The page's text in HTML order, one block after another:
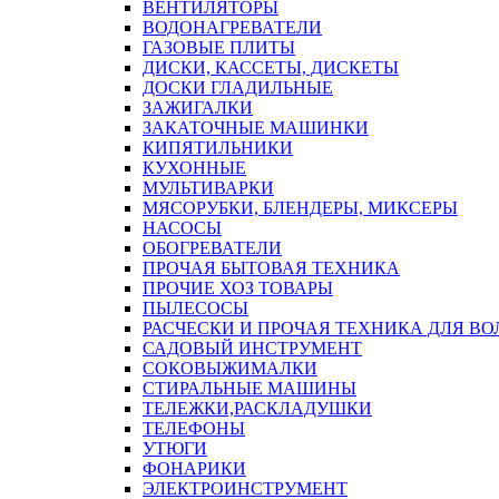
ВЕНТИЛЯТОРЫ
ВОДОНАГРЕВАТЕЛИ
ГАЗОВЫЕ ПЛИТЫ
ДИСКИ, КАССЕТЫ, ДИСКЕТЫ
ДОСКИ ГЛАДИЛЬНЫЕ
ЗАЖИГАЛКИ
ЗАКАТОЧНЫЕ МАШИНКИ
КИПЯТИЛЬНИКИ
КУХОННЫЕ
МУЛЬТИВАРКИ
МЯСОРУБКИ, БЛЕНДЕРЫ, МИКСЕРЫ
НАСОСЫ
ОБОГРЕВАТЕЛИ
ПРОЧАЯ БЫТОВАЯ ТЕХНИКА
ПРОЧИЕ ХОЗ ТОВАРЫ
ПЫЛЕСОСЫ
РАСЧЕСКИ И ПРОЧАЯ ТЕХНИКА ДЛЯ
САДОВЫЙ ИНСТРУМЕНТ
СОКОВЫЖИМАЛКИ
СТИРАЛЬНЫЕ МАШИНЫ
ТЕЛЕЖКИ,РАСКЛАДУШКИ
ТЕЛЕФОНЫ
УТЮГИ
ФОНАРИКИ
ЭЛЕКТРОИНСТРУМЕНТ